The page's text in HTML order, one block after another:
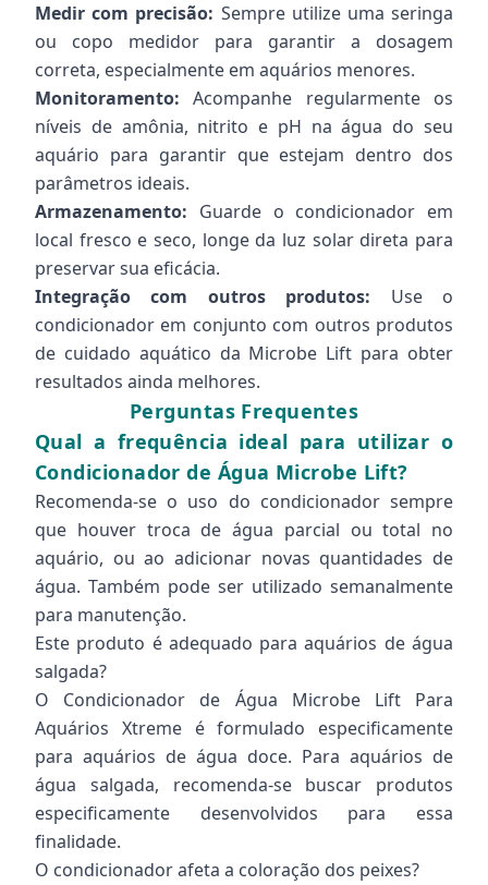
Medir com precisão: Sempre utilize uma seringa
ou copo medidor para garantir a dosagem
correta, especialmente em aquários menores.
Monitoramento: Acompanhe regularmente os
níveis de amônia, nitrito e pH na água do seu
aquário para garantir que estejam dentro dos
parâmetros ideais.
Armazenamento: Guarde o condicionador em
local fresco e seco, longe da luz solar direta para
preservar sua eficácia.
Integração com outros produtos: Use o
condicionador em conjunto com outros produtos
de cuidado aquático da Microbe Lift para obter
resultados ainda melhores.
Perguntas Frequentes
Qual a frequência ideal para utilizar o
Condicionador de Água Microbe Lift?
Recomenda-se o uso do condicionador sempre
que houver troca de água parcial ou total no
aquário, ou ao adicionar novas quantidades de
água. Também pode ser utilizado semanalmente
para manutenção.
Este produto é adequado para aquários de água
salgada?
O Condicionador de Água Microbe Lift Para
Aquários Xtreme é formulado especificamente
para aquários de água doce. Para aquários de
água salgada, recomenda-se buscar produtos
especificamente desenvolvidos para essa
finalidade.
O condicionador afeta a coloração dos peixes?